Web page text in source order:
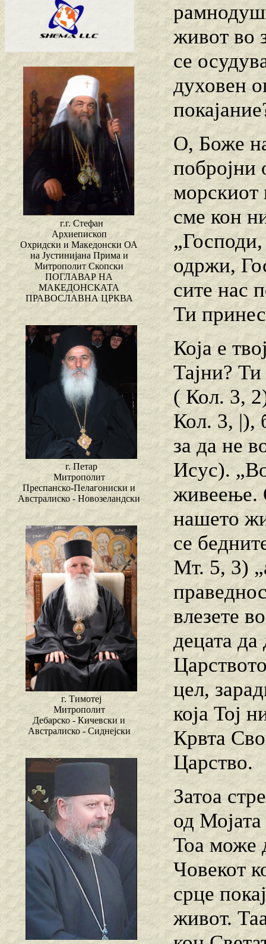
г.г. Стефан
Архиепископ
Охридски и Македонски ОА
на Јустинијана Прима и
Митрополит Скопски
ПОГЛАВАР НА
МАКЕДОНСКАТА
ПРАВОСЛАВНА ЦРКВА
г. Петар
Митрополит
Преспанско-Пелагониски и
Австралиско - Новозеландски
г. Тимотеј
Митрополит
Дебарско - Кичевски и
Австралиско - Сиднејски
живот во
се
духовен
О, Боже
побројни
морскиот
сме кон
„Господи,
одржи,
сите нас
Ти
Која е
Тајни?
( Кол. 3,
Кол. 3, |),
за да не
Исус).
живеење.
нашето
се
Мт. 5, 3)
влезете
децата
цел,
која Тој
Крвта
Царство.
Затоа
од
Тоа може
Човекот
срце
живот.